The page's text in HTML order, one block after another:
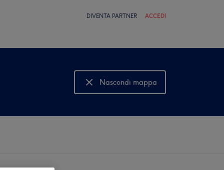
DIVENTA PARTNER ACCEDI
Nascondi mappa
Mostra mappa